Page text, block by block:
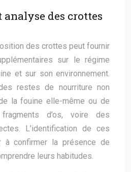
des crottes
des crottes peut fournir
sur le régime
et sur son environnement.
restes de nourriture non
la fouine elle-même ou de
d’os, voire des
L’identification de ces
à confirmer la présence de
leurs habitudes.